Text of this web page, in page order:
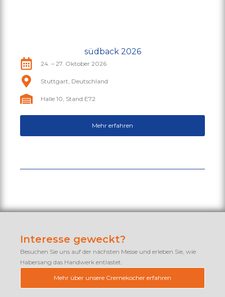
südback 2026
24. – 27. Oktober 2026
Stuttgart, Deutschland
Halle 10, Stand E72
Mehr erfahren
Interesse geweckt?
Besuchen Sie uns auf der nächsten Messe und erleben Sie, wie
Habersang das Handwerk entlastet.
Mehr über unsere Cremekocher erfahren